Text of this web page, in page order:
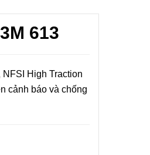
613
High Traction
cảnh báo và chống